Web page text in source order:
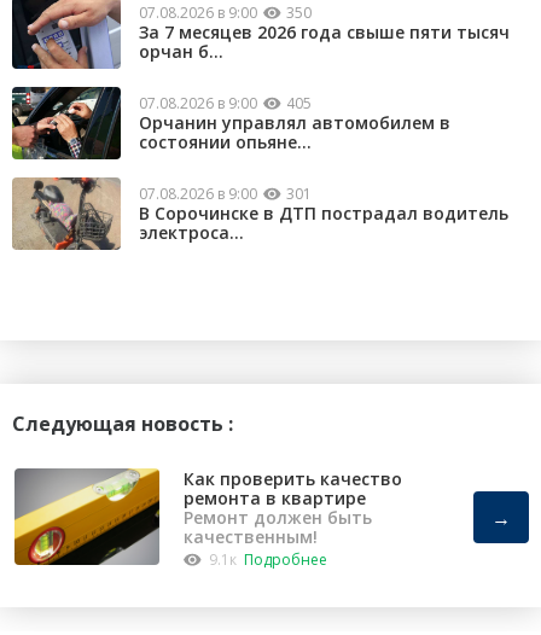
07.08.2026 в 9:00 350
За 7 месяцев 2026 года свыше пяти тысяч
орчан б...
07.08.2026 в 9:00 405
Орчанин управлял автомобилем в
состоянии опьяне...
07.08.2026 в 9:00 301
В Сорочинске в ДТП пострадал водитель
электроса...
Следующая новость :
Как проверить качество
ремонта в квартире
Ремонт должен быть
качественным!
9.1к Подробнее
→